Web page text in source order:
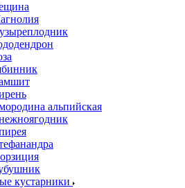
альпийская
кустарники